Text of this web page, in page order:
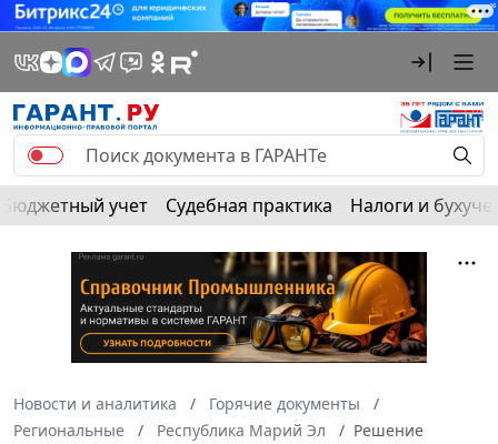
Бюджетный учет Судебная практика Налоги и
Новости и аналитика
Горячие документы
Региональные
Республика Марий Эл
Решение